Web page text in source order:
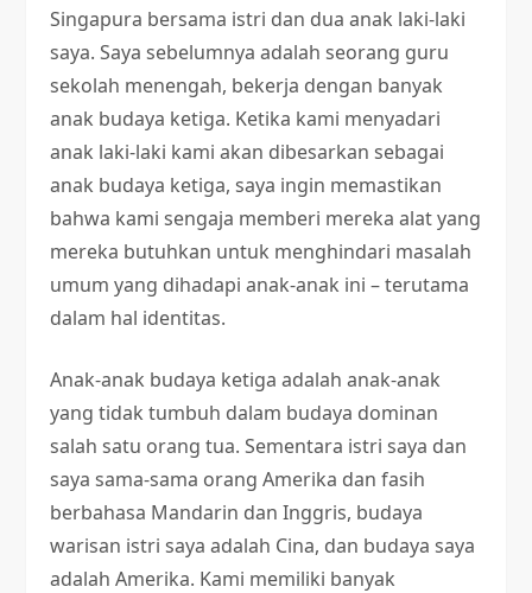
Singapura bersama istri dan dua anak laki-laki
saya. Saya sebelumnya adalah seorang guru
sekolah menengah, bekerja dengan banyak
anak budaya ketiga. Ketika kami menyadari
anak laki-laki kami akan dibesarkan sebagai
anak budaya ketiga, saya ingin memastikan
bahwa kami sengaja memberi mereka alat yang
mereka butuhkan untuk menghindari masalah
umum yang dihadapi anak-anak ini – terutama
dalam hal identitas.
Anak-anak budaya ketiga adalah anak-anak
yang tidak tumbuh dalam budaya dominan
salah satu orang tua. Sementara istri saya dan
saya sama-sama orang Amerika dan fasih
berbahasa Mandarin dan Inggris, budaya
warisan istri saya adalah Cina, dan budaya saya
adalah Amerika. Kami memiliki banyak